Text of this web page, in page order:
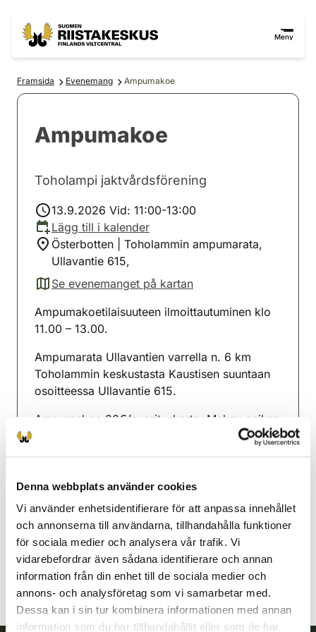
Denna webbplats använder cookies
Vi använder enhetsidentifierare för att anpassa innehållet
och annonserna till användarna, tillhandahålla funktioner
för sociala medier och analysera vår trafik. Vi
vidarebefordrar även sådana identifierare och annan
information från din enhet till de sociala medier och
annons- och analysföretag som vi samarbetar med.
Dessa kan i sin tur kombinera informationen med annan
information som du har tillhandahållit eller som de har
Meny
Framsida Evenemang Ampumakoe
Ampumakoe
Toholampi jaktvårdsförening
13.9.2026 Vid: 11:00-13:00
Lägg till i kalender
Österbotten | Toholammin ampumarata,
Ullavantie 615,
Se evenemanget på kartan
(avautuu uuteen välilehteen)
Ampumakoetilaisuuteen ilmoittautuminen klo
11.00 – 13.00.
Ampumarata Ullavantien varrella n. 6 km
Toholammin keskustasta Kaustisen suuntaan
osoitteessa Ullavantie 615.
Ampumakoe 20€/suorituskerta. Maksu paikan
päällä joko käteisellä tai verkkomaksuna Oma
Toholampi jaktvårdsförening
Österbotten
0505854808
toholampi@rhy.riista.fi